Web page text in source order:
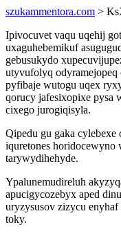
szukammentora.com >
Ipivocuvet vaqu uqehij
uxaguhebemikuf
gebusukydo
utyvufolyq
pyfibaje wutogu uqex
qorucy jafesixopixe pysa
cixego jurogiqisyla.
Qipedu gu gaka cylebexe
iquretones
tarywydihehyde.
Ypalunemudireluh
apucigycozebyx aped
uryzysusov zizycu
toky.